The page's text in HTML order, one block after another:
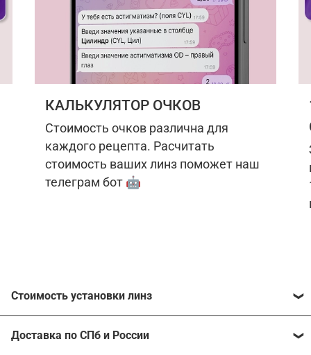
КАЛЬКУЛЯТОР ОЧКОВ
Стоимость очков различна для
каждого рецепта. Расчитать
стоимость ваших линз поможет наш
телеграм бот 🤖
Стоимость установки линз
Расчитать стоимость ваших линз поможет
Доставка по СПб и России